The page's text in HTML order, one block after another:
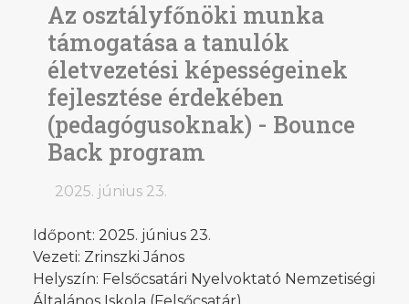
Az osztályfőnöki munka
támogatása a tanulók
életvezetési képességeinek
fejlesztése érdekében
(pedagógusoknak) - Bounce
Back program
2025. június 23.
Időpont: 2025. június 23.
Vezeti: Zrinszki János
Helyszín: Felsőcsatári Nyelvoktató Nemzetiségi